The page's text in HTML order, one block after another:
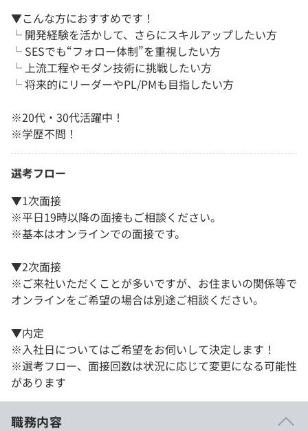
▼こんな方におすすめです！
└ 開発経験を活かして、さらにスキルアップしたい方
└ SESでも“フォロー体制”を重視したい方
└ 上流工程やモダン技術に挑戦したい方
└ 将来的にリーダーやPL/PMも目指したい方
※20代・30代活躍中！
※学歴不問！
選考フロー
▼1次面接
※平日19時以降の面接もご相談ください。
※基本はオンラインでの面接です。
▼2次面接
※ご来社いただくことが多いですが、お住まいの関係等で
オンラインをご希望の場合は別途ご相談ください。
▼内定
※入社日についてはご希望をお伺いして決定します！
※選考フロー、面接回数は状況に応じて変更になる可能性
があります
職務内容